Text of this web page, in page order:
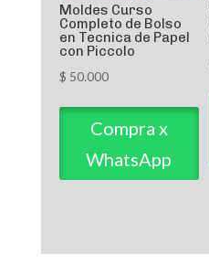
Moldes Curso
Completo de Bolso
en Tecnica de Papel
con Piccolo
$ 50.000
Compra x
WhatsApp